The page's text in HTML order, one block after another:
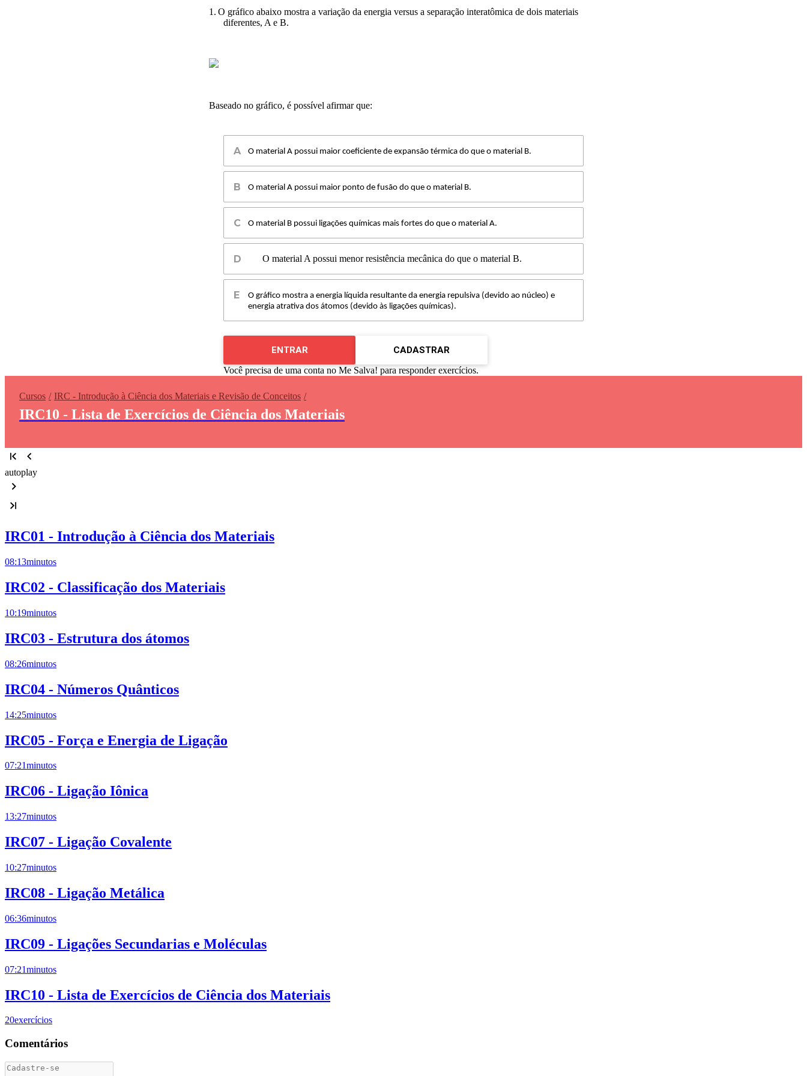
1. O gráfico abaixo mostra a variação da energia versus a separação interatômica de dois materiais
diferentes, A e B.
Baseado no gráfico, é possível afirmar que:
O material A possui maior coeficiente de expansão térmica do que o material B.
O material A possui maior ponto de fusão do que o material B.
O material B possui ligações químicas mais fortes do que o material A.
O material A possui menor resistência mecânica do que o material B.
O gráfico mostra a energia líquida resultante da energia repulsiva (devido ao núcleo) e
energia atrativa dos átomos (devido às ligações químicas).
ENTRAR CADASTRAR
Você precisa de uma conta no Me Salva! para responder exercícios.
Cursos IRC - Introdução à Ciência dos Materiais e Revisão de Conceitos
IRC10 - Lista de Exercícios de Ciência dos Materiais
autoplay
IRC01 - Introdução à Ciência dos Materiais
08:13minutos
IRC02 - Classificação dos Materiais
10:19minutos
IRC03 - Estrutura dos átomos
08:26minutos
IRC04 - Números Quânticos
14:25minutos
IRC05 - Força e Energia de Ligação
07:21minutos
IRC06 - Ligação Iônica
13:27minutos
IRC07 - Ligação Covalente
10:27minutos
IRC08 - Ligação Metálica
06:36minutos
IRC09 - Ligações Secundarias e Moléculas
07:21minutos
IRC10 - Lista de Exercícios de Ciência dos Materiais
20exercícios
Comentários